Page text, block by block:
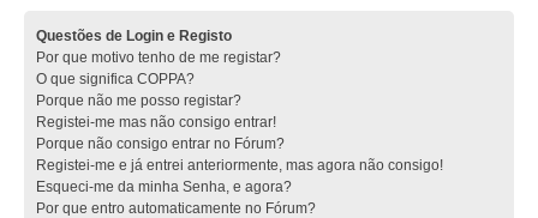
Questões de Login e Registo
Por que motivo tenho de me registar?
O que significa COPPA?
Porque não me posso registar?
Registei-me mas não consigo entrar!
Porque não consigo entrar no Fórum?
Registei-me e já entrei anteriormente, mas agora não consigo!
Esqueci-me da minha Senha, e agora?
Por que entro automaticamente no Fórum?